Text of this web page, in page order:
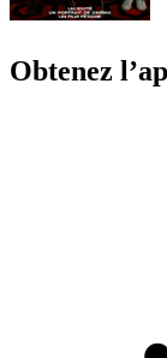
Obtenez